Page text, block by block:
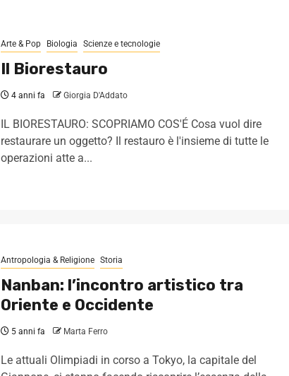
Arte & Pop Biologia Scienze e tecnologie
Il Biorestauro
4 anni fa Giorgia D'Addato
IL BIORESTAURO: SCOPRIAMO COS'É Cosa vuol dire
restaurare un oggetto? Il restauro è l'insieme di tutte le
operazioni atte a...
Antropologia & Religione Storia
Nanban: l’incontro artistico tra
Oriente e Occidente
5 anni fa Marta Ferro
Le attuali Olimpiadi in corso a Tokyo, la capitale del